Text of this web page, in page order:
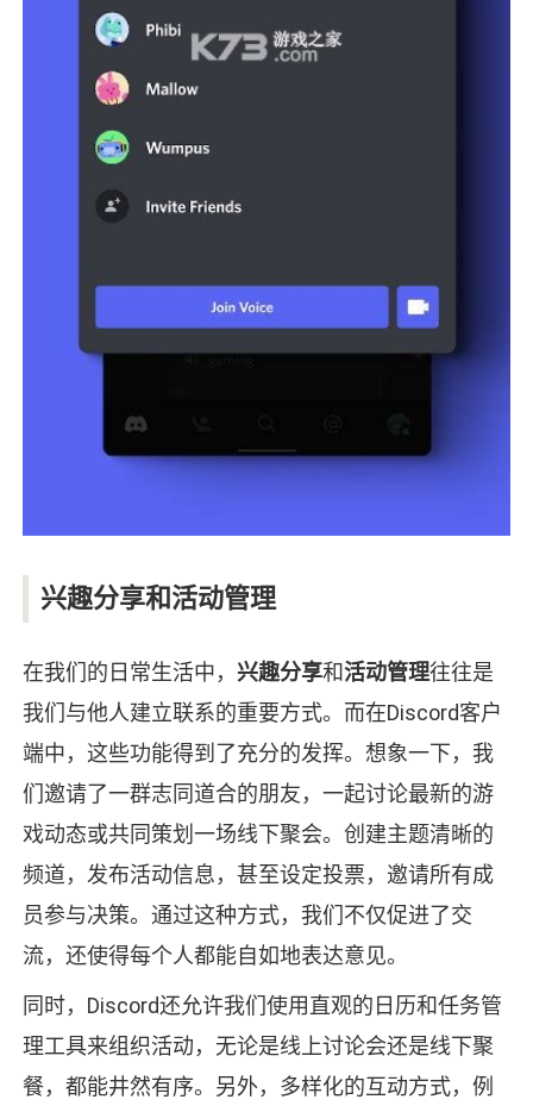
兴趣分享和活动管理
在我们的日常生活中， 兴趣分享和活动管理往往是
我们与他人建立联系的重要方式。而在Discord客户
端中，这些功能得到了充分的发挥。想象一下，我
们邀请了一群志同道合的朋友，一起讨论最新的游
戏动态或共同策划一场线下聚会。创建主题清晰的
频道，发布活动信息，甚至设定投票，邀请所有成
员参与决策。通过这种方式，我们不仅促进了交
流，还使得每个人都能自如地表达意见。
同时，Discord还允许我们使用直观的日历和任务管
理工具来组织活动，无论是线上讨论会还是线下聚
餐，都能井然有序。另外，多样化的互动方式，例